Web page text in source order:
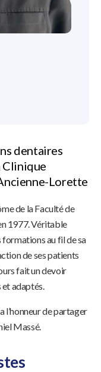
dentaires
Clinique
Lorette
de la Faculté de
1977. Véritable
formations au fil de sa
de ses patients
fait un devoir
adaptés.
l’honneur de partager
Massé.